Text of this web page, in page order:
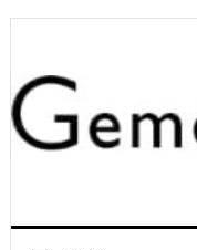
Skip
primary
navigation
Skip
content
Skip
primary
sidebar
Skip
footer